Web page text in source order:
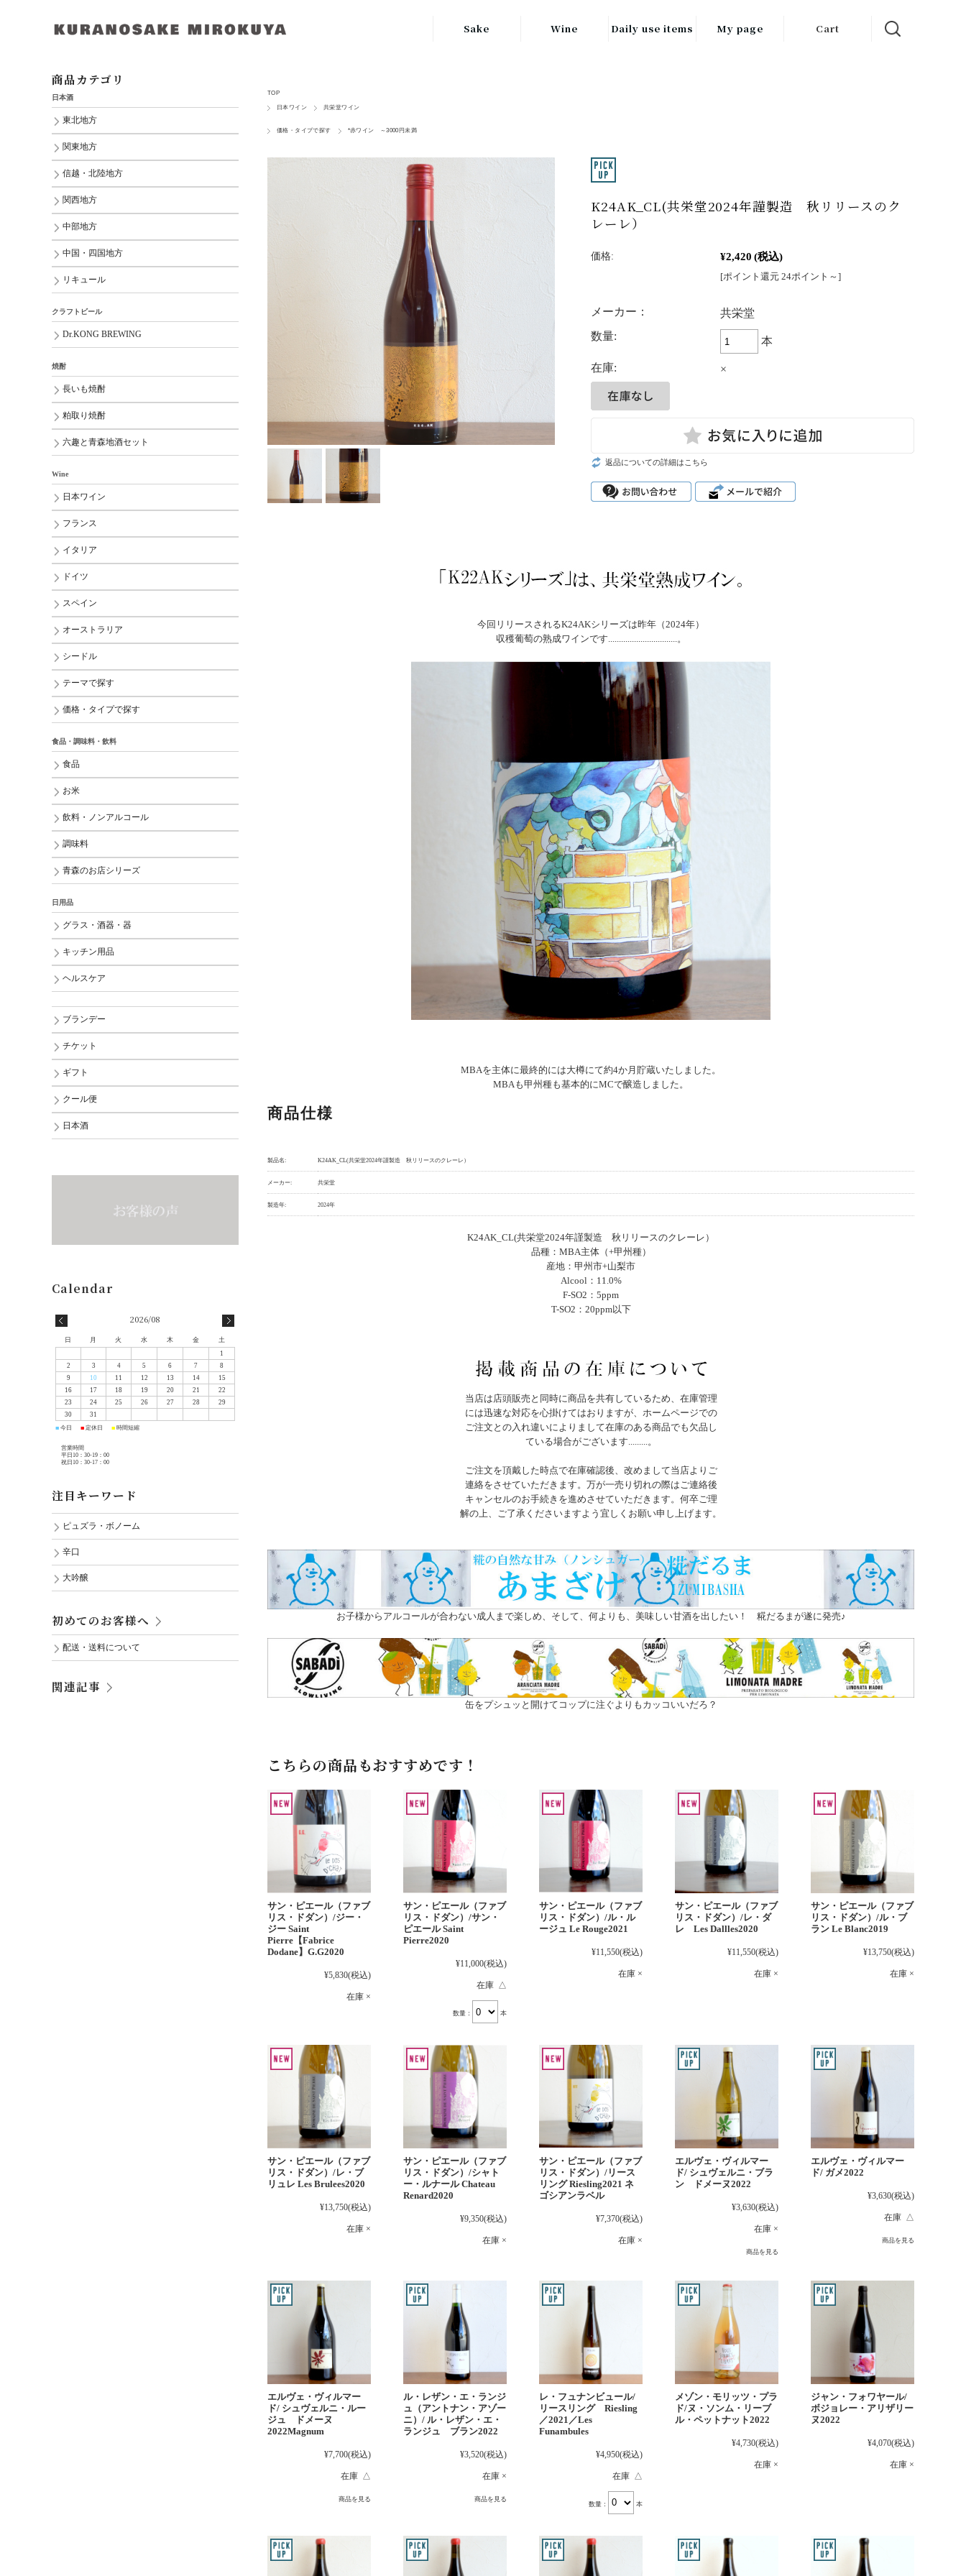
Sake
関西の地酒
中国・四国地方
Wine
ITALY
GERMANY
ドイツ
Daily use items
器
My page Cart
TOP
日本ワイン 共栄堂ワイン
価格・タイプで探す *赤ワイン ～3000円未満
K24AK_CL(共栄堂2024年謹製造 秋リリースのク
レーレ）
価格: ¥2,420 (税込)
[ポイント還元 24ポイント～]
メーカー：
共栄堂
数量:
本
在庫: ×
返品についての詳細はこちら
今回リリースされるK24AKシリーズは昨年（2024年）
収穫葡萄の熟成ワインです................................。
MBAを主体に最終的には大樽にて約4か月貯蔵いたしました。
MBAも甲州種も基本的にMCで醸造しました。
商品仕様
製品名: K24AK_CL(共栄堂2024年謹製造 秋リリースのクレーレ）
メーカー: 共栄堂
製造年: 2024年
K24AK_CL(共栄堂2024年謹製造 秋リリースのクレーレ）
品種：MBA主体（+甲州種）
産地：甲州市+山梨市
Alcool：11.0%
F-SO2：5ppm
T-SO2：20ppm以下
当店は店頭販売と同時に商品を共有しているため、在庫管理
には迅速な対応を心掛けてはおりますが、ホームページでの
ご注文との入れ違いによりまして在庫のある商品でも欠品し
ている場合がございます.........。
ご注文を頂戴した時点で在庫確認後、改めまして当店よりご
連絡をさせていただきます。万が一売り切れの際はご連絡後
キャンセルのお手続きを進めさせていただきます。何卒ご理
解の上、ご了承くださいますよう宜しくお願い申し上げます。
お子様からアルコールが合わない成人まで楽しめ、そして、何よりも、美味しい甘酒を出したい！ 糀だるまが遂に発売♪
缶をプシュッと開けてコップに注ぐよりもカッコいいだろ？
こちらの商品もおすすめです！
サン・ピエール（ファブ
リス・ドダン）/ジー・
ジー Saint
Pierre【Fabrice
Dodane】G.G2020
¥5,830(税込)
在庫 ×
サン・ピエール（ファブ
リス・ドダン）/サン・
ピエール Saint
Pierre2020
¥11,000(税込)
在庫 △
数量： 本
サン・ピエール（ファブ
リス・ドダン）/ル・ル
ージュ Le Rouge2021
¥11,550(税込)
在庫 ×
サン・ピエール（ファブ
リス・ドダン）/レ・ダ
レ Les Dallles2020
¥11,550(税込)
在庫 ×
サン・ピエール（ファブ
リス・ドダン）/ル・ブ
ラン Le Blanc2019
¥13,750(税込)
在庫 ×
サン・ピエール（ファブ
リス・ドダン）/レ・ブ
リュレ Les Brulees2020
¥13,750(税込)
在庫 ×
サン・ピエール（ファブ
リス・ドダン）/シャト
ー・ルナール Chateau
Renard2020
¥9,350(税込)
在庫 ×
サン・ピエール（ファブ
リス・ドダン）/リース
リング Riesling2021 ネ
ゴシアンラベル
¥7,370(税込)
在庫 ×
エルヴェ・ヴィルマー
ド/ シュヴェルニ・ブラ
ン ドメーヌ2022
¥3,630(税込)
在庫 ×
商品を見る
エルヴェ・ヴィルマー
ド/ ガメ2022
¥3,630(税込)
在庫 △
商品を見る
エルヴェ・ヴィルマー
ド/ シュヴェルニ・ルー
ジュ ドメーヌ
2022Magnum
¥7,700(税込)
在庫 △
商品を見る
ル・レザン・エ・ランジ
ュ（アントナン・アゾー
ニ）/ ル・レザン・エ・
ランジュ ブラン2022
¥3,520(税込)
在庫 ×
商品を見る
レ・フュナンビュール/
リースリング Riesling
／2021／Les
Funambules
¥4,950(税込)
在庫 △
数量： 本
メゾン・モリッツ・プラ
ド/ヌ・ソンム・リーブ
ル・ペットナット2022
¥4,730(税込)
在庫 ×
ジャン・フォワヤール/
ボジョレー・アリザリー
ヌ2022
¥4,070(税込)
在庫 ×
商品カテゴリ
日本酒
東北地方
関東地方
信越・北陸地方
関西地方
中部地方
中国・四国地方
リキュール
クラフトビール
Dr.KONG BREWING
焼酎
長いも焼酎
粕取り焼酎
六趣と青森地酒セット
Wine
日本ワイン
フランス
イタリア
ドイツ
スペイン
オーストラリア
シードル
テーマで探す
価格・タイプで探す
食品・調味料・飲料
食品
お米
飲料・ノンアルコール
調味料
青森のお店シリーズ
日用品
グラス・酒器・器
キッチン用品
ヘルスケア
ブランデー
チケット
ギフト
クール便
日本酒
2026/08
日 月 火 水 木 金
土
1
2
3 4 5 6 7
8
9
10 11 12 13 14
15
16
17 18 19 20 21
22
23
24 25 26 27 28
29
30
31
■ 今日 ■ 定休日 ■ 時間短縮
営業時間
平日10：30-19：00
祝日10：30-17：00
注目キーワード
ピュズラ・ボノーム
辛口
大吟醸
初めてのお客様へ
配送・送料について
関連記事